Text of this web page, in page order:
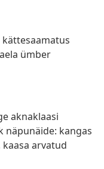
ümber
aknaklaasi
näpunäide: kangas
arvatud